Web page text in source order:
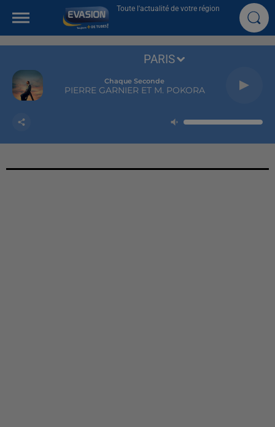
Toute l'actualité de votre région
Chaque Seconde
PIERRE GARNIER ET M. POKORA
PARIS